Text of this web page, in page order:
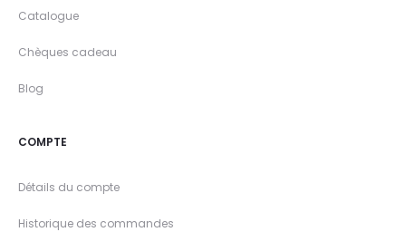
Catalogue
Chèques cadeau
Blog
COMPTE
Détails du compte
Historique des commandes